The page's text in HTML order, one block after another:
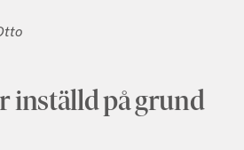
inställd på grund